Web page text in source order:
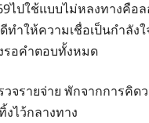
ปใช้แบบไม่หลงทางคือ
ให้ความเชื่อเป็นกำลังใ
รอคำตอบทั้งหมด
วจรายจ่าย พักจากการคิ
งไว้กลางทาง